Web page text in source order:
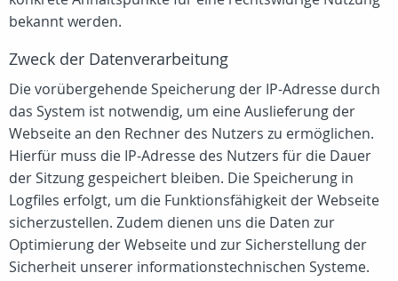
bekannt werden.
Zweck der Datenverarbeitung
Die vorübergehende Speicherung der IP-Adresse durch
das System ist notwendig, um eine Auslieferung der
Webseite an den Rechner des Nutzers zu ermöglichen.
Hierfür muss die IP-Adresse des Nutzers für die Dauer
der Sitzung gespeichert bleiben. Die Speicherung in
Logfiles erfolgt, um die Funktionsfähigkeit der Webseite
sicherzustellen. Zudem dienen uns die Daten zur
Optimierung der Webseite und zur Sicherstellung der
Sicherheit unserer informationstechnischen Systeme.